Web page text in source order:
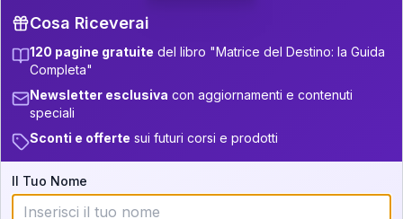
11-12.5
12.5-13.5 +2 6
13.5-14 +3 8
14-16 + 6 20
11
32.5-33.5
33.5-34
36-37.5
37.5-38.5
Zone della Matrice:
Analisi, Significato e
Interpretazione
Clicca su ogni zona per leggere la definizione e
l'interpretazione!
Cosa Riceverai
120 pagine gratuite del libro "Matrice del Destino: la Guida
Completa"
Newsletter esclusiva con aggiornamenti e contenuti
speciali
Sconti e offerte sui futuri corsi e prodotti
Il Tuo Nome